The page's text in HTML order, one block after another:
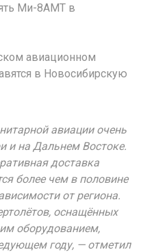
Ми-8АМТ в
авиационном
в Новосибирскую
авиации очень
и на Дальнем Востоке.
доставка
более чем в половине
от региона.
оснащённых
оборудованием,
году, — отметил